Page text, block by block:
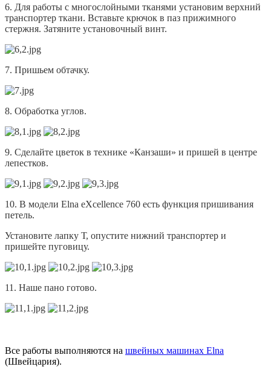
6. Для работы с многослойными тканями установим верхний
транспортер ткани. Вставьте крючок в паз прижимного
стержня. Затяните установочный винт.
7. Пришьем обтачку.
8. Обработка углов.
9. Сделайте цветок в технике «Канзаши» и пришей в центре
лепестков.
10. В модели Elna eXcellence 760 есть функция пришивания
петель.
Установите лапку Т, опустите нижний транспортер и
пришейте пуговицу.
11. Наше пано готово.
Все работы выполняются на швейных машинах Elna
(Швейцария).